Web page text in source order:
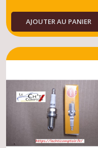
AJOUTER AU PANIER
Alternateurs
309
(1)
les
résultats